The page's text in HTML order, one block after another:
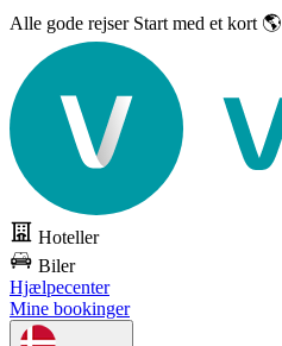
Alle gode rejser Start med et kort 🌎
Hoteller
Biler
Hjælpecenter
Mine bookinger